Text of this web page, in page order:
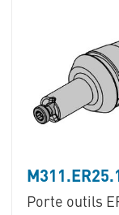
Porte outils